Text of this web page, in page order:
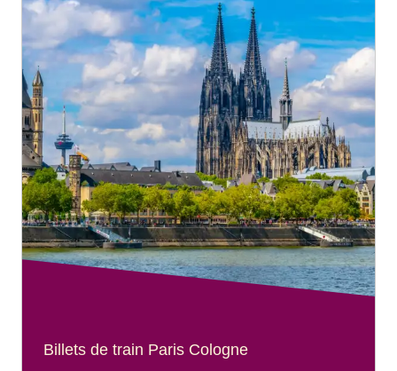
Billets de train Paris Cologne